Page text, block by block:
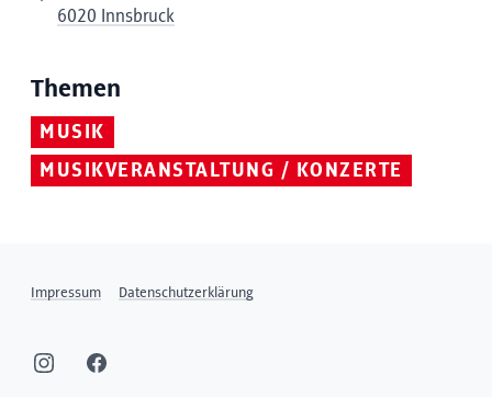
6020 Innsbruck
Themen
MUSIK
MUSIKVERANSTALTUNG / KONZERTE
Impressum Datenschutzerklärung